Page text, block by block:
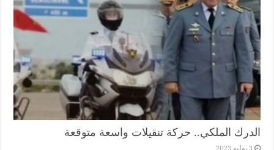
الدرك الملكي.. حركة تنقيلات واسعة متوقعة
3 يوليو,2023